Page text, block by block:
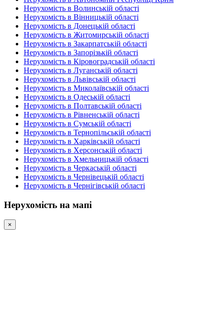
Нерухомість в Волинській області
Нерухомість в Вінницькій області
Нерухомість в Донецькій області
Нерухомість в Житомирській області
Нерухомість в Закарпатській області
Нерухомість в Запорізькій області
Нерухомість в Кіровоградській області
Нерухомість в Луганській області
Нерухомість в Львівській області
Нерухомість в Миколаївській області
Нерухомість в Одеській області
Нерухомість в Полтавській області
Нерухомість в Рівненській області
Нерухомість в Сумській області
Нерухомість в Тернопільській області
Нерухомість в Харківській області
Нерухомість в Херсонській області
Нерухомість в Хмельницькій області
Нерухомість в Черкаській області
Нерухомість в Чернівецькій області
Нерухомість в Чернігівській області
Нерухомість на мапі
×